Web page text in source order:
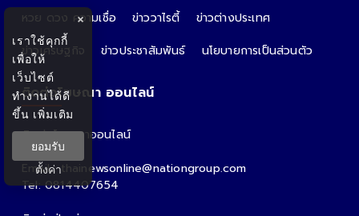
หวย ดวง ความเชื่อ
ข่าววาไรตี้
ข่าวต่างประเทศ
ข่าวเศรษฐกิจ
ข่าวประชาสัมพันธ์ นโยบายการเป็นส่วนตัว
ติดต่อโฆษณา ออนไลน์
ติดต่อโฆษณาออนไลน์
คุณอ้อ
Email : thainewsonline@nationgroup.com
Tel: 0814407654
×
เราใช้คุกกี้
เพื่อให้
เว็บไซต์
ทำงานได้ดี
ขึ้น เพิ่มเติม
ยอมรับ
ตั้งค่า